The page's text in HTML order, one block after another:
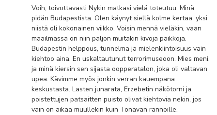
Voih, toivottavasti Nykin matkasi vielä toteutuu. Minä
pidän Budapestista. Olen käynyt siellä kolme kertaa, yksi
niistä oli kokonainen viikko. Voisin mennä vieläkin, vaan
maailmassa on niin paljon muitakin kivoja paikkoja.
Budapestin helppous, tunnelma ja mielenkiintoisuus vain
kiehtoo aina. En uskaltautunut terrorimuseoon. Mies meni,
ja minä kiersin sen sijasta oopperatalon, joka oli valtavan
upea. Kävimme myös jonkin verran kauempana
keskustasta. Lasten junarata, Erzebetin näkötorni ja
poistettujen patsaitten puisto olivat kiehtovia nekin, jos
vain on aikaa muullekin kuin Tonavan rannoille.